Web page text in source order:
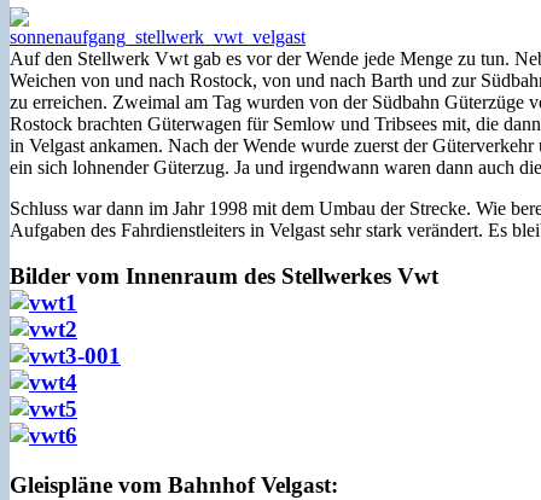
Auf den Stellwerk Vwt gab es vor der Wende jede Menge zu tun.
Weichen von und nach Rostock, von und nach Barth und zur
zu erreichen. Zweimal am Tag wurden von der Südbahn Güterzüge
Rostock brachten Güterwagen für Semlow und Tribsees mit, die
in Velgast ankamen. Nach der Wende wurde zuerst der
ein sich lohnender Güterzug. Ja und irgendwann waren dann auch
Schluss war dann im Jahr 1998 mit dem Umbau der Strecke. Wie
Aufgaben des Fahrdienstleiters in Velgast sehr stark verändert. Es
Bilder vom Innenraum des Stellwerkes Vwt
Gleispläne vom Bahnhof Velgast: